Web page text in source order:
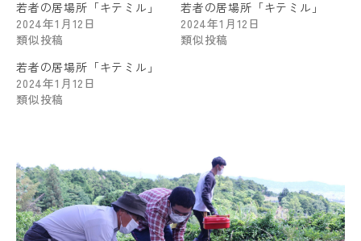
若者の居場所「キテミル」
2024年1月12日
類似投稿
若者の居場所「キテミル」
2024年1月12日
類似投稿
若者の居場所「キテミル」
2024年1月12日
類似投稿